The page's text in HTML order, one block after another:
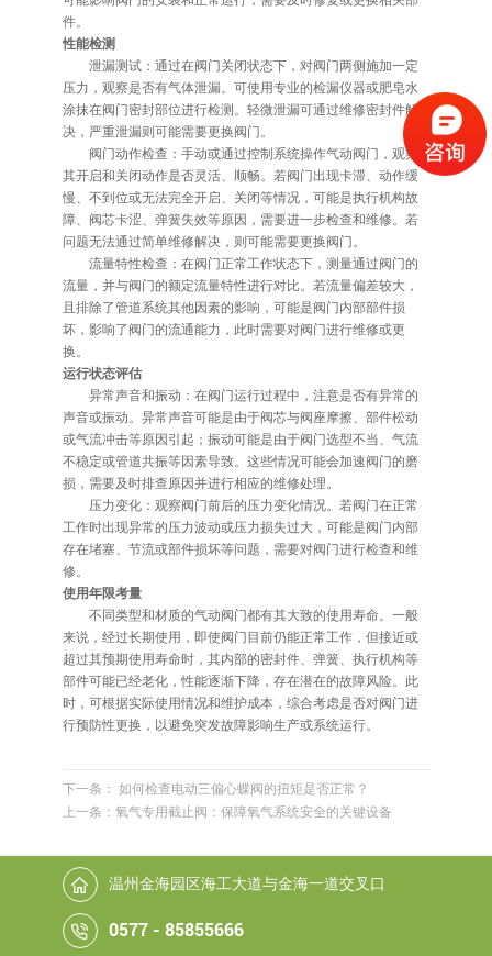
件。
性能检测
泄漏测试：通过在阀门关闭状态下，对阀门两侧施加一定
压力，观察是否有气体泄漏。可使用专业的检漏仪器或肥皂水
涂抹在阀门密封部位进行检测。轻微泄漏可通过维修密封件解
决，严重泄漏则可能需要更换阀门。
阀门动作检查：手动或通过控制系统操作气动阀门，观察
其开启和关闭动作是否灵活、顺畅。若阀门出现卡滞、动作缓
慢、不到位或无法完全开启、关闭等情况，可能是执行机构故
障、阀芯卡涩、弹簧失效等原因，需要进一步检查和维修。若
问题无法通过简单维修解决，则可能需要更换阀门。
流量特性检查：在阀门正常工作状态下，测量通过阀门的
流量，并与阀门的额定流量特性进行对比。若流量偏差较大，
且排除了管道系统其他因素的影响，可能是阀门内部部件损
坏，影响了阀门的流通能力，此时需要对阀门进行维修或更
换。
运行状态评估
异常声音和振动：在阀门运行过程中，注意是否有异常的
声音或振动。异常声音可能是由于阀芯与阀座摩擦、部件松动
或气流冲击等原因引起；振动可能是由于阀门选型不当、气流
不稳定或管道共振等因素导致。这些情况可能会加速阀门的磨
损，需要及时排查原因并进行相应的维修处理。
压力变化：观察阀门前后的压力变化情况。若阀门在正常
工作时出现异常的压力波动或压力损失过大，可能是阀门内部
存在堵塞、节流或部件损坏等问题，需要对阀门进行检查和维
修。
使用年限考量
不同类型和材质的气动阀门都有其大致的使用寿命。一般
来说，经过长期使用，即使阀门目前仍能正常工作，但接近或
超过其预期使用寿命时，其内部的密封件、弹簧、执行机构等
部件可能已经老化，性能逐渐下降，存在潜在的故障风险。此
时，可根据实际使用情况和维护成本，综合考虑是否对阀门进
行预防性更换，以避免突发故障影响生产或系统运行。
下一条： 如何检查电动三偏心蝶阀的扭矩是否正常？
上一条：氧气专用截止阀：保障氧气系统安全的关键设备
温州金海园区海工大道与金海一道交叉口
0577 - 85855666